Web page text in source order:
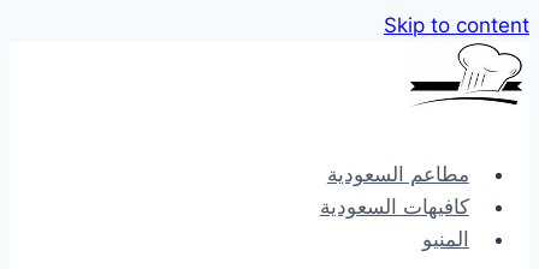
Skip to content
مطاعم السعودية
كافيهات السعودية
المنيو